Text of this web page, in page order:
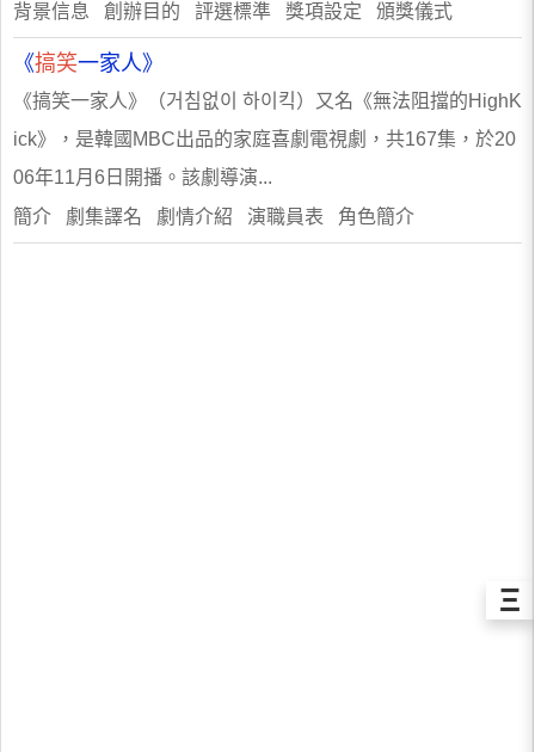
背景信息 創辦目的 評選標準 獎項設定 頒獎儀式
《搞笑一家人》
《搞笑一家人》（거침없이 하이킥）又名《無法阻擋的HighK
ick》，是韓國MBC出品的家庭喜劇電視劇，共167集，於20
06年11月6日開播。該劇導演...
簡介 劇集譯名 劇情介紹 演職員表 角色簡介
Ξ